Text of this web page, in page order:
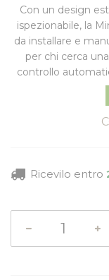
Con un design
ispezionabile, la
da installare e
per chi cerca
controllo
Ricevilo entro